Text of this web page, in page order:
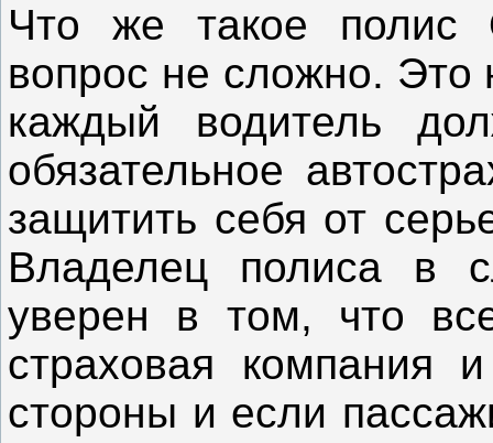
Что же такое полис
вопрос не сложно. Это
каждый водитель
обязательное
защитить себя от
Владелец полиса в
уверен в том, что
страховая компания
стороны и если